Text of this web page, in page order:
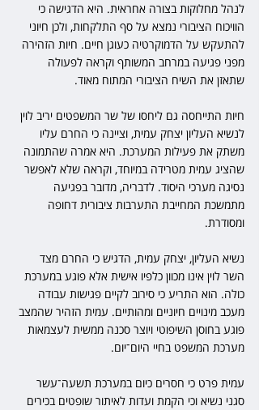
לנהל מחלוקות בצורה אחראית. היא הדגישה כי
הוויכוח הציבורי נמצא על סף התלקחות, ולכן חיוני
להתעקש על הדמוקרטיה כעוגן חיים. חיות הזהירה
מפני פגיעה במרחב המשותף וקראה לפעולה
שתאזן את השיח הציבורי המתוח מאוד.
חיות התייחסה גם ליחסו של שר המשפטים יריב לוין
לנשיא העליון יצחק עמית, וציינה כי החרם עליו
משתק את פעילות המערכת. היא אמרה שהתמונה
שהציג עמית מטרידה במיוחד, וקראה שלא לאפשר
נסיגה מערכי היסוד. לדבריה, מדובר בפגיעה
מתמשכת המחייבת התערבות ציבורית דחופה
ומסודרת.
נשיא העליון, יצחק עמית, הדגיש כי החרם מצד
השר לוין אינו מכוון כלפיו אישית אלא פוגע במערכת
כולה. הוא התריע כי סירוב לקיים פגישות עבודה
מעכב מינויים חיוניים ומהותיים. עמית הזהיר שהמצב
פוגע בחוסן השיפוטי ויוצר סכנה ממשית לעצמאות
מערכת המשפט בחיי היום־יום.
עמית פרט כי חסרים כיום במערכת תשעה־עשר
סגני נשיא וכי הקמת ועדות לאיתור שופטים בכירים